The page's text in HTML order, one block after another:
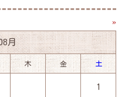
»
月
木 金 土
1